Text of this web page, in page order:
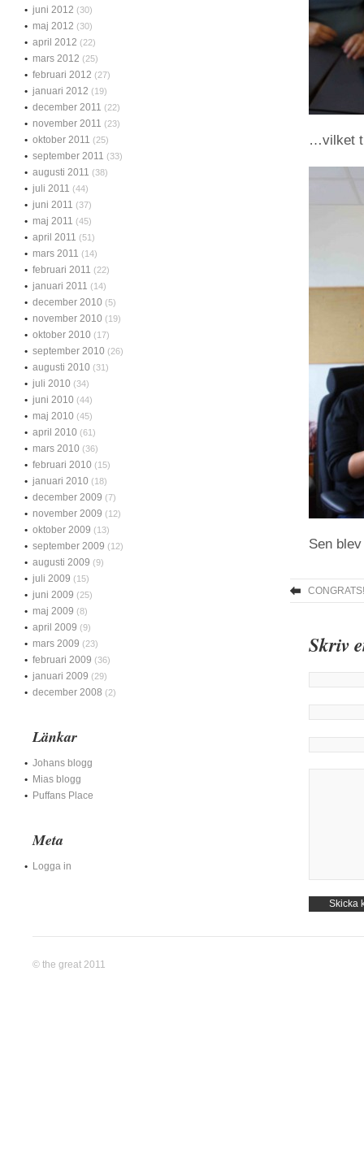
…vilket
Sen
CONGRATS!
Skriv
juni 2012 (30)
maj 2012 (30)
april 2012 (22)
mars 2012 (25)
februari 2012 (27)
januari 2012 (19)
december 2011 (22)
november 2011 (23)
oktober 2011 (25)
september 2011 (33)
augusti 2011 (38)
juli 2011 (44)
juni 2011 (37)
maj 2011 (45)
april 2011 (51)
mars 2011 (14)
februari 2011 (22)
januari 2011 (14)
december 2010 (5)
november 2010 (19)
oktober 2010 (17)
september 2010 (26)
augusti 2010 (31)
juli 2010 (34)
juni 2010 (44)
maj 2010 (45)
april 2010 (61)
mars 2010 (36)
februari 2010 (15)
januari 2010 (18)
december 2009 (7)
november 2009 (12)
oktober 2009 (13)
september 2009 (12)
augusti 2009 (9)
juli 2009 (15)
juni 2009 (25)
maj 2009 (8)
april 2009 (9)
mars 2009 (23)
februari 2009 (36)
januari 2009 (29)
december 2008 (2)
Länkar
Johans blogg
Mias blogg
Puffans Place
Meta
Logga in
© the great 2011